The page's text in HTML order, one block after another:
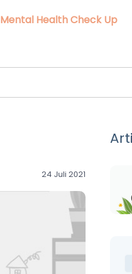
Mental Health Check Up
24 Juli 2021